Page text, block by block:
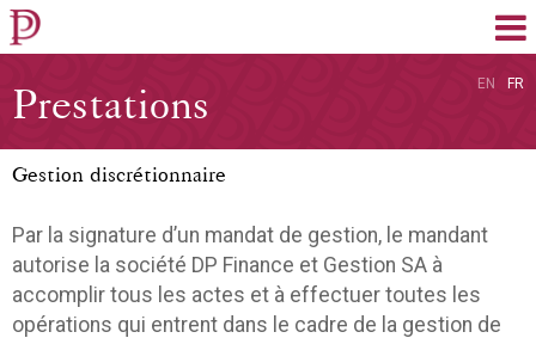
FR
EN
Prestations
Gestion discrétionnaire
Par la signature d’un mandat de gestion, le mandant
autorise la société DP Finance et Gestion SA à
accomplir tous les actes et à effectuer toutes les
opérations qui entrent dans le cadre de la gestion de